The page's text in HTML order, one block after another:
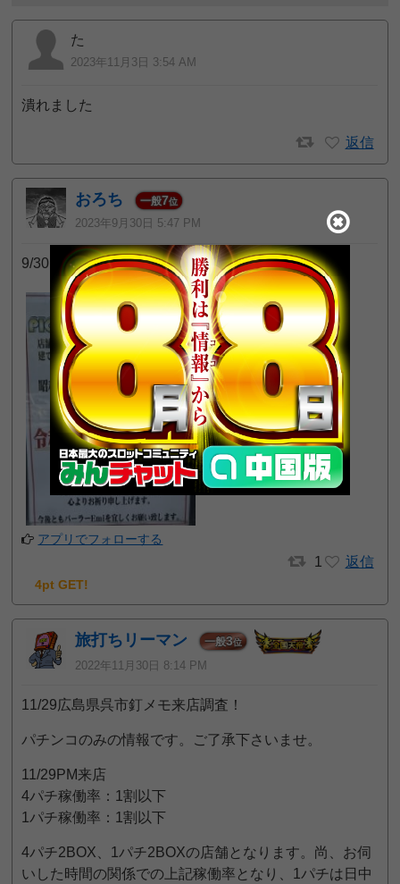
た
2023年11月3日 3:54 AM
潰れました
返信
おろち 一般7位
2023年9月30日 5:47 PM
9/30 閉店
アプリでフォローする
1 返信
4pt GET!
旅打ちリーマン 一般3位
2022年11月30日 8:14 PM
11/29広島県呉市釘メモ来店調査！
パチンコのみの情報です。ご了承下さいませ。
11/29PM来店
4パチ稼働率：1割以下
1パチ稼働率：1割以下
4パチ2BOX、1パチ2BOXの店舗となります。尚、お伺
いした時間の関係での上記稼働率となり、1パチは日中